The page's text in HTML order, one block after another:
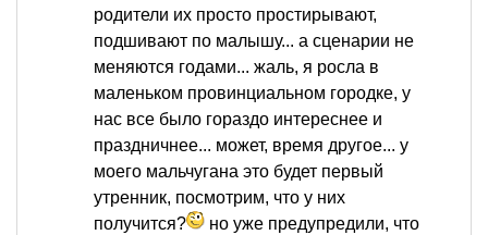
родители их просто простирывают,
подшивают по малышу... а сценарии не
меняются годами... жаль, я росла в
маленьком провинциальном городке, у
нас все было гораздо интереснее и
праздничнее... может, время другое... у
моего мальчугана это будет первый
утренник, посмотрим, что у них
получится?
но уже предупредили, что